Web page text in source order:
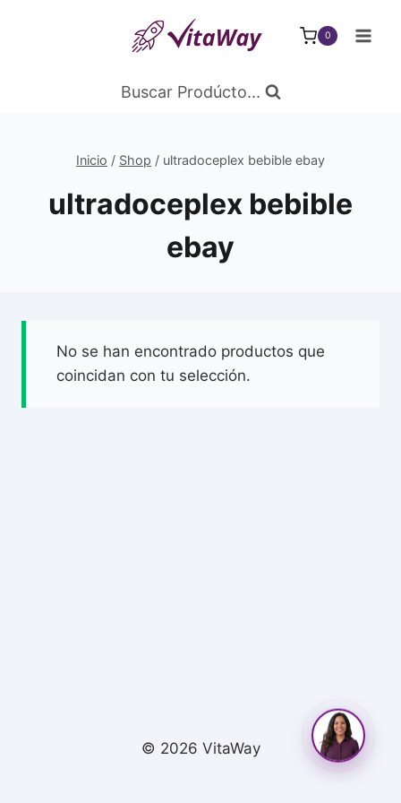
0
Buscar Prodúcto...
Inicio / Shop / ultradoceplex bebible ebay
ultradoceplex bebible
ebay
No se han encontrado productos que
coincidan con tu selección.
© 2026 VitaWay